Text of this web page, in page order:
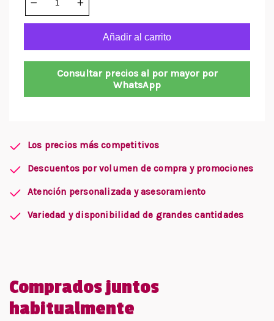
Añadir al carrito
Consultar precios al por mayor por
WhatsApp
Los precios más competitivos
Descuentos por volumen de compra y promociones
Atención personalizada y asesoramiento
Variedad y disponibilidad de grandes cantidades
Comprados juntos
habitualmente